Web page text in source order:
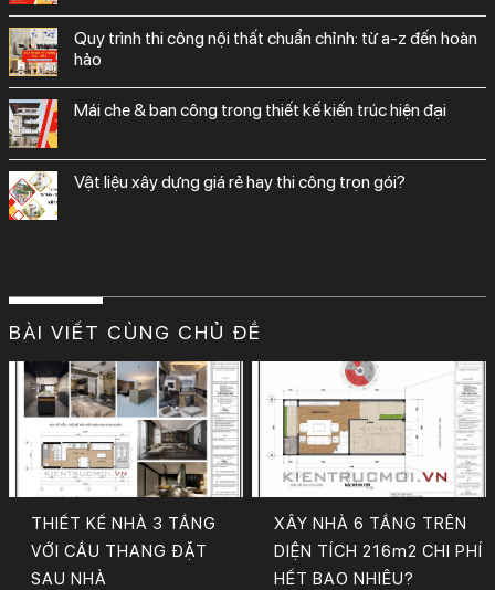
quy trình thi công nội thất chuẩn chỉnh: từ a-z đến hoàn
hảo
mái che & ban công trong thiết kế kiến trúc hiện đại
vật liệu xây dựng giá rẻ hay thi công trọn gói?
BÀI VIẾT CÙNG CHỦ ĐỀ
THIẾT KẾ NHÀ 3 TẦNG
VỚI CẦU THANG ĐẶT
SAU NHÀ
XÂY NHÀ 6 TẦNG TRÊN
DIỆN TÍCH 216m2 CHI PHÍ
HẾT BAO NHIÊU?